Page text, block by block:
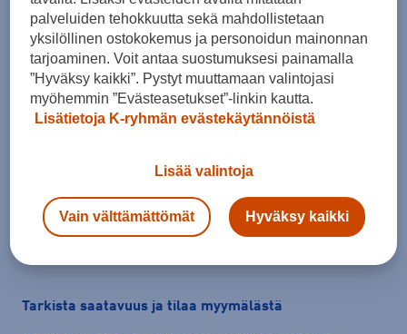
Koko
54 - 61
Lisää ostoskoriin
Tarkista saatavuus ja tilaa myymälästä
palveluiden tehokkuutta sekä mahdollistetaan
yksilöllinen ostokokemus ja personoidun mainonnan
tarjoaminen. Voit antaa suostumuksesi painamalla
”Hyväksy kaikki”. Pystyt muuttamaan valintojasi
myöhemmin ”Evästeasetukset”-linkin kautta.
Lisätietoja K-ryhmän evästekäytännöistä
Lisää valintoja
Vain välttämättömät Hyväksy kaikki